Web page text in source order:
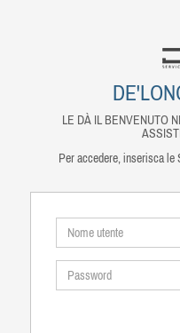
LE DÀ IL BENVENUTO
Per accedere, inserisca le